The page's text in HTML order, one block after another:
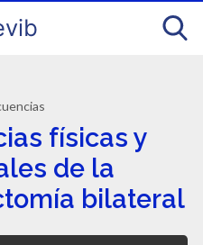
físicas y
de la
bilateral